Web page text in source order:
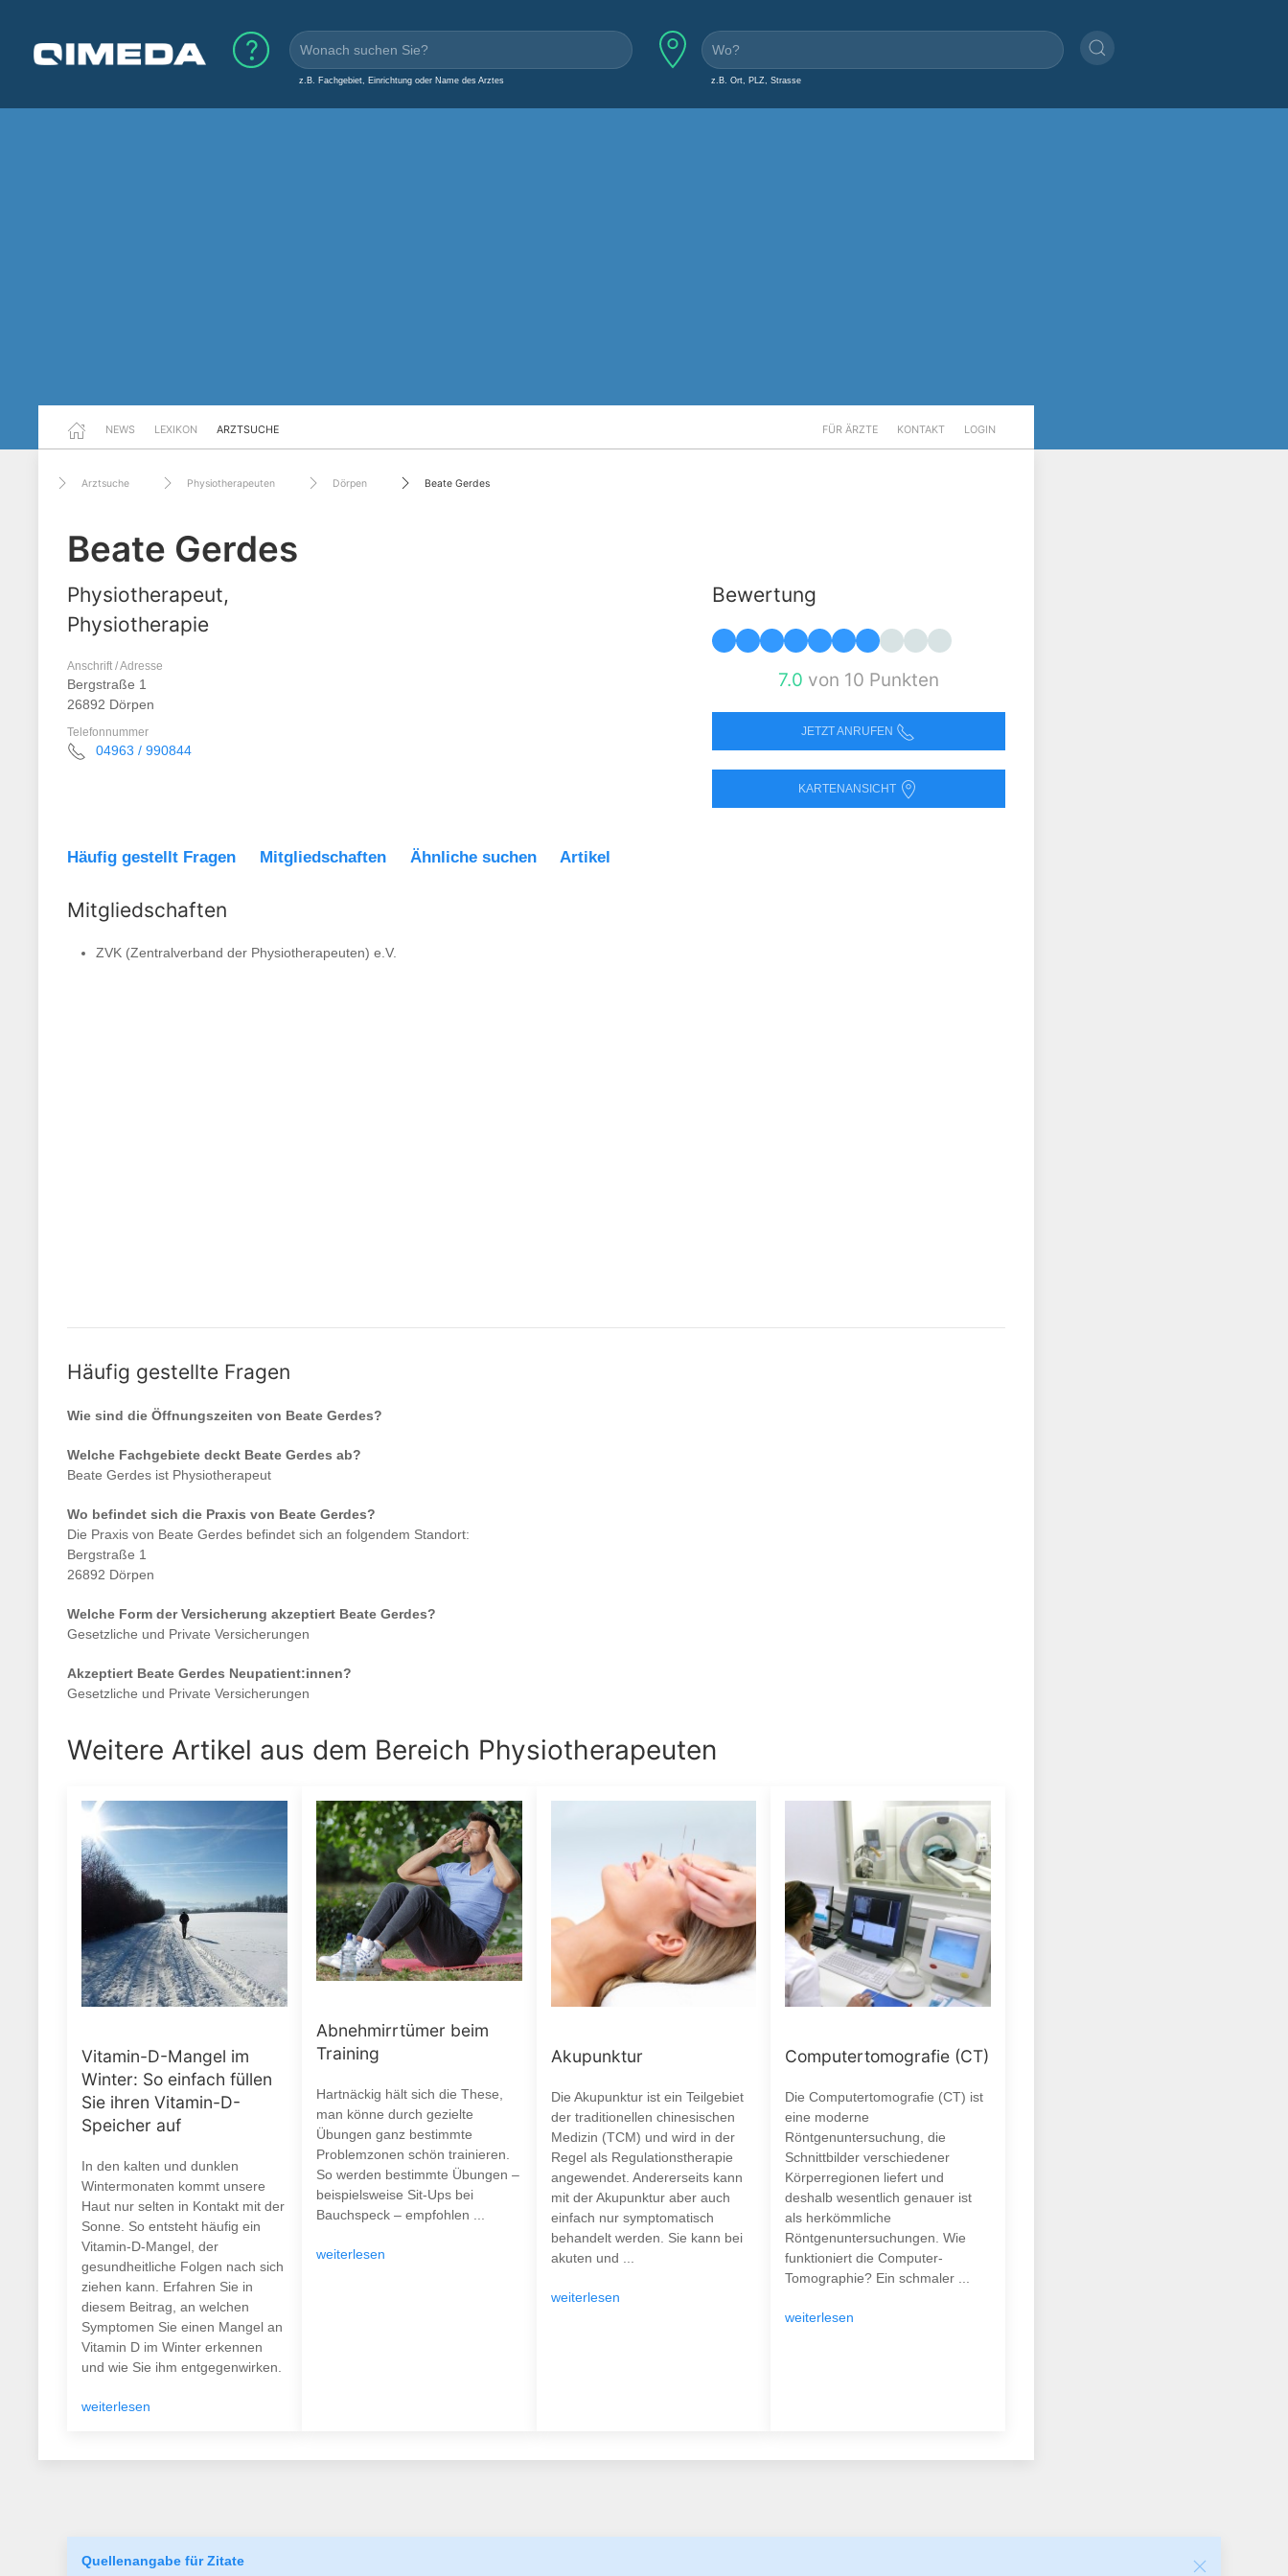
z.B. Fachgebiet, Einrichtung oder Name des Arztes z.B. Ort, PLZ, Strasse
NEWS LEXIKON ARZTSUCHE FÜR ÄRZTE KONTAKT LOGIN
Arztsuche Physiotherapeuten Dörpen Beate Gerdes
Beate Gerdes
Physiotherapeut,
Physiotherapie
Anschrift / Adresse
Bergstraße 1
26892 Dörpen
Telefonnummer
04963 / 990844
Bewertung
7.0 von 10 Punkten
JETZT ANRUFEN
KARTENANSICHT
Häufig gestellt Fragen Mitgliedschaften Ähnliche suchen Artikel
Mitgliedschaften
ZVK (Zentralverband der Physiotherapeuten) e.V.
Häufig gestellte Fragen
Wie sind die Öffnungszeiten von Beate Gerdes?
Welche Fachgebiete deckt Beate Gerdes ab?
Beate Gerdes ist Physiotherapeut
Wo befindet sich die Praxis von Beate Gerdes?
Die Praxis von Beate Gerdes befindet sich an folgendem Standort:
Bergstraße 1
26892 Dörpen
Welche Form der Versicherung akzeptiert Beate Gerdes?
Gesetzliche und Private Versicherungen
Akzeptiert Beate Gerdes Neupatient:innen?
Gesetzliche und Private Versicherungen
Weitere Artikel aus dem Bereich Physiotherapeuten
Vitamin-D-Mangel im
Winter: So einfach füllen
Sie ihren Vitamin-D-
Speicher auf
In den kalten und dunklen
Wintermonaten kommt unsere
Haut nur selten in Kontakt mit der
Sonne. So entsteht häufig ein
Vitamin-D-Mangel, der
gesundheitliche Folgen nach sich
ziehen kann. Erfahren Sie in
diesem Beitrag, an welchen
Symptomen Sie einen Mangel an
Vitamin D im Winter erkennen
und wie Sie ihm entgegenwirken.
weiterlesen
Abnehmirrtümer beim
Training
Hartnäckig hält sich die These,
man könne durch gezielte
Übungen ganz bestimmte
Problemzonen schön trainieren.
So werden bestimmte Übungen –
beispielsweise Sit-Ups bei
Bauchspeck – empfohlen ...
weiterlesen
Akupunktur
Die Akupunktur ist ein Teilgebiet
der traditionellen chinesischen
Medizin (TCM) und wird in der
Regel als Regulationstherapie
angewendet. Andererseits kann
mit der Akupunktur aber auch
einfach nur symptomatisch
behandelt werden. Sie kann bei
akuten und ...
weiterlesen
Computertomografie (CT)
Die Computertomografie (CT) ist
eine moderne
Röntgenuntersuchung, die
Schnittbilder verschiedener
Körperregionen liefert und
deshalb wesentlich genauer ist
als herkömmliche
Röntgenuntersuchungen. Wie
funktioniert die Computer-
Tomographie? Ein schmaler ...
weiterlesen
Quellenangabe für Zitate